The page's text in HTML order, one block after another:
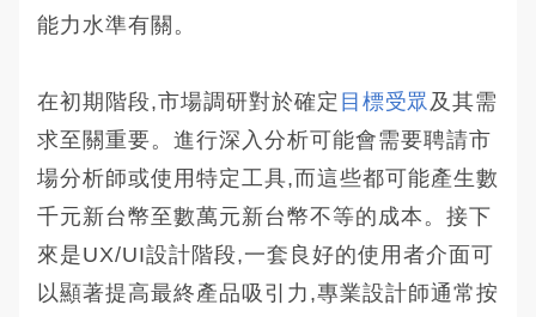
能力水準有關。
在初期階段,市場調研對於確定 目標受眾 及其需
求至關重要。進行深入分析可能會需要聘請市
場分析師或使用特定工具,而這些都可能產生數
千元新台幣至數萬元新台幣不等的成本。接下
來是UX/UI設計階段,一套良好的使用者介面可
以顯著提高最終產品吸引力,專業設計師通常按